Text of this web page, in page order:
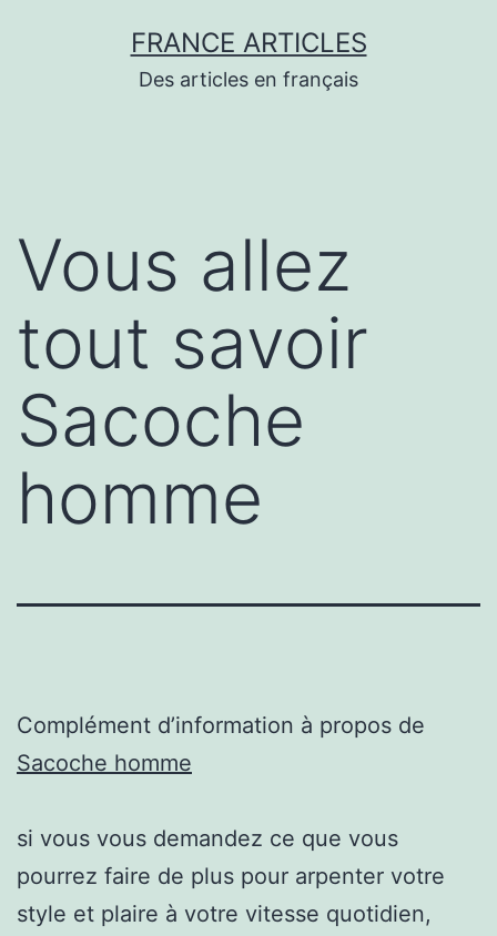
FRANCE ARTICLES
Des articles en français
Vous allez
tout savoir
Sacoche
homme
Complément d’information à propos de
Sacoche homme
si vous vous demandez ce que vous
pourrez faire de plus pour arpenter votre
style et plaire à votre vitesse quotidien,